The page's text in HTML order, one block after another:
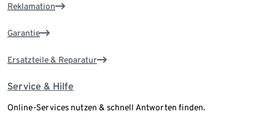
Reklamation
Garantie
Ersatzteile & Reparatur
Service & Hilfe
Online-Services nutzen & schnell Antworten finden.